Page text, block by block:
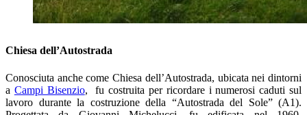
Chiesa dell’Autostrada
Conosciuta anche come Chiesa dell’Autostrada, ubicata nei dintorni
a Campi Bisenzio, fu costruita per ricordare i numerosi caduti sul
lavoro durante la costruzione della “Autostrada del Sole” (A1).